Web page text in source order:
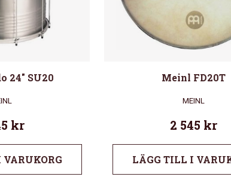
24″ SU20
kr
Meinl FD20T
MEINL
2 545 kr
LÄGG TILL I